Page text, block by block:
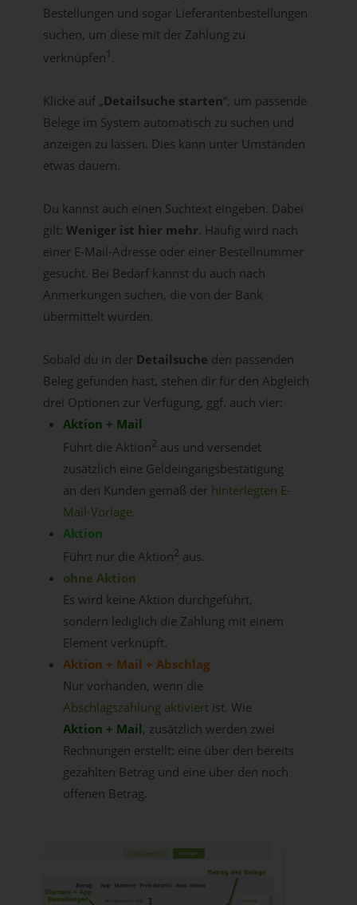
Bestellungen und sogar Lieferantenbestellungen
suchen, um diese mit der Zahlung zu
verknüpfen1
Klicke auf „Detailsuche starten“, um passende
Belege im System automatisch zu suchen und
anzeigen zu lassen. Dies kann unter Umständen
etwas dauern.
Du kannst auch einen Suchtext eingeben. Dabei
gilt: Weniger ist hier mehr . Häufig wird nach
einer E-Mail-Adresse oder einer Bestellnummer
gesucht. Bei Bedarf kannst du auch nach
Anmerkungen suchen, die von der Bank
übermittelt wurden.
Sobald du in der Detailsuche den passenden
Beleg gefunden hast, stehen dir für den Abgleich
drei Optionen zur Verfügung, ggf. auch vier:
Aktion + Mail
Führt die Aktion2aus und versendet
zusätzlich eine Geldeingangsbestätigung
an den Kunden gemäß der hinterlegten E-
Mail-Vorlage.
Aktion
Führt nur die Aktion2aus.
ohne Aktion
Es wird keine Aktion durchgeführt,
sondern lediglich die Zahlung mit einem
Element verknüpft.
Aktion + Mail + Abschlag
Nur vorhanden, wenn die
Abschlagszahlung aktiviertist. Wie
Aktion + Mail, zusätzlich werden zwei
Rechnungen erstellt: eine über den bereits
gezahlten Betrag und eine über den noch
offenen Betrag.